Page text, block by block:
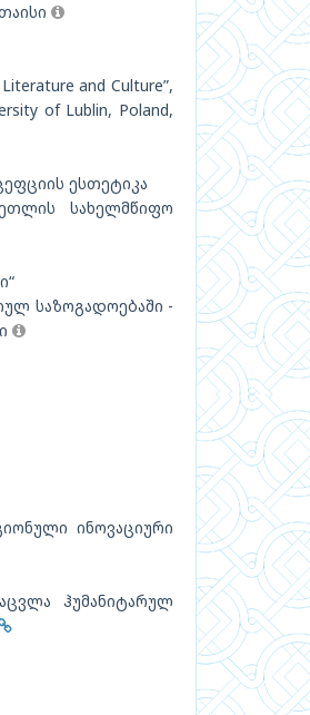
and Culture”,
of Lublin, Poland,
ესთეტიკა
სახელმწიფო
საზოგადოებაში -
ინოვაციური
ჰუმანიტარულ